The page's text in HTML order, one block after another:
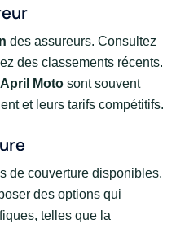
des assureurs. Consultez
des classements récents.
April Moto sont souvent
et leurs tarifs compétitifs.
de couverture disponibles.
des options qui
telles que la